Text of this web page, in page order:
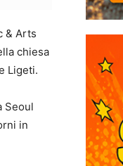
& Arts
chiesa
Ligeti.
Seoul
in